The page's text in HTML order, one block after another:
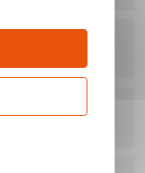
ET VIS POUR
- AVEC